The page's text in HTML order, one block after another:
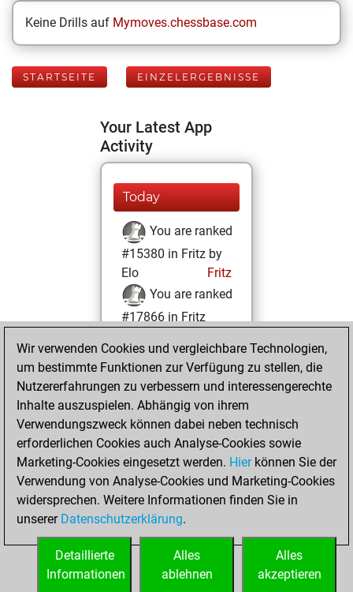
Keine Drills auf Mymoves.chessbase.com
STARTSEITE EINZELERGEBNISSE
Your Latest App
Activity
Today
You are ranked
#15380 in Fritz by
Elo
Fritz
You are ranked
#17866 in Fritz
Donnerstag, Juni
30, 2022
You achieved a
BeautyScore of 5
Fritz
You
achieved a new Elo
of 1587
You created
your Fritz account
Wir verwenden Cookies und vergleichbare Technologien,
um bestimmte Funktionen zur Verfügung zu stellen, die
Nutzererfahrungen zu verbessern und interessengerechte
Inhalte auszuspielen. Abhängig von ihrem
Verwendungszweck können dabei neben technisch
erforderlichen Cookies auch Analyse-Cookies sowie
Marketing-Cookies eingesetzt werden. Hierkönnen Sie der
Verwendung von Analyse-Cookies und Marketing-Cookies
widersprechen. Weitere Informationen finden Sie in
unserer Datenschutzerklärung.
Alles
akzeptieren
Alles
ablehnen
Detaillierte
Informationen